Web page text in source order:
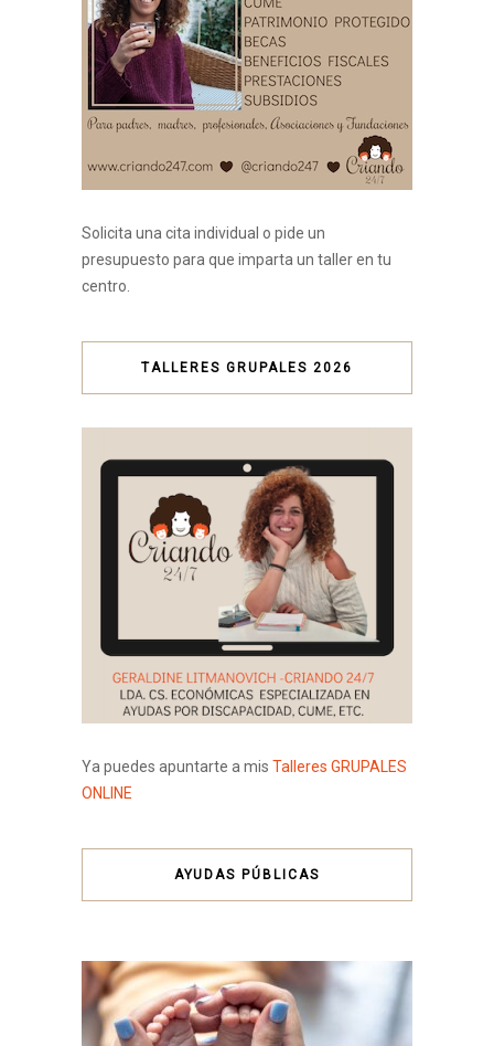
Solicita una cita individual o pide un
presupuesto para que imparta un taller en tu
centro.
TALLERES GRUPALES 2026
Ya puedes apuntarte a mis Talleres GRUPALES
ONLINE
AYUDAS PÚBLICAS